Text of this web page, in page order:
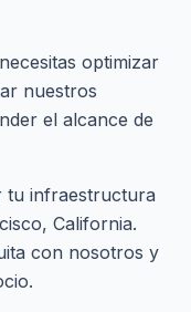
optimizar
nuestros
el alcance de
tu infraestructura
California.
con nosotros y